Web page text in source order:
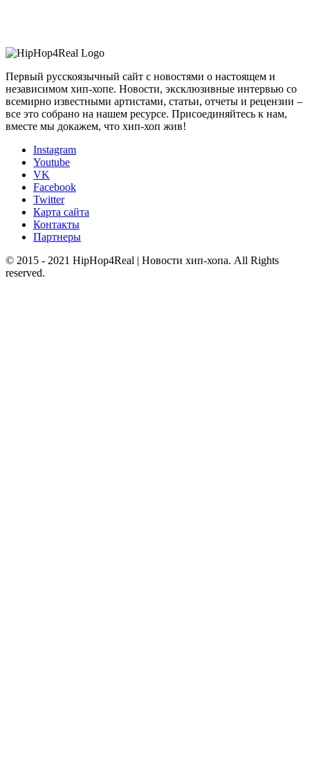
Первый русскоязычный сайт с новостями о настоящем и
независимом хип-хопе. Новости, эксклюзивные интервью со
всемирно известными артистами, статьи, отчеты и рецензии –
все это собрано на нашем ресурсе. Присоединяйтесь к нам,
вместе мы докажем, что хип-хоп жив!
Instagram
Youtube
VK
Facebook
Twitter
Карта сайта
Контакты
Партнеры
© 2015 - 2021 HipHop4Real | Новости хип-хопа. All Rights
reserved.